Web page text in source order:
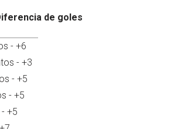
de goles
- +6
- +3
- +5
- +5
+5